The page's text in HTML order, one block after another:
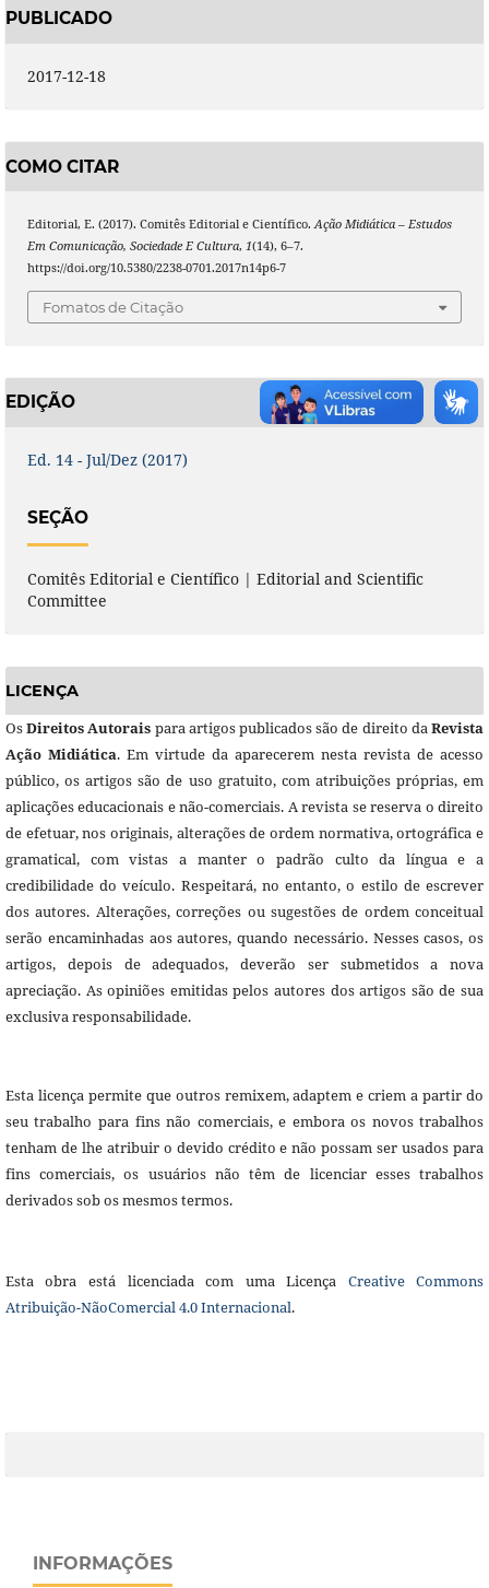
PUBLICADO
2017-12-18
COMO CITAR
Editorial, E. (2017). Comitês Editorial e Científico.Ação Midiática – Estudos
Em Comunicação, Sociedade E Cultura, 1(14), 6–7.
https://doi.org/10.5380/2238-0701.2017n14p6-7
Fomatos de Citação
EDIÇÃO
Ed. 14 - Jul/Dez (2017)
SEÇÃO
Comitês Editorial e Científico | Editorial and Scientific
Committee
LICENÇA
OsDireitos Autorais para artigos publicados são de direito daRevista
Ação Midiática. Em virtude da aparecerem nesta revista de acesso
público, os artigos são de uso gratuito, com atribuições próprias, em
aplicações educacionais e não-comerciais. A revista se reserva o direito
de efetuar, nos originais, alterações de ordem normativa, ortográfica e
gramatical, com vistas a manter o padrão culto da língua e a
credibilidade do veículo. Respeitará, no entanto, o estilo de escrever
dos autores. Alterações, correções ou sugestões de ordem conceitual
serão encaminhadas aos autores, quando necessário. Nesses casos, os
artigos, depois de adequados, deverão ser submetidos a nova
apreciação. As opiniões emitidas pelos autores dos artigos são de sua
exclusiva responsabilidade.
Esta licença permite que outros remixem, adaptem e criem a partir do
seu trabalho para fins não comerciais, e embora os novos trabalhos
tenham de lhe atribuir o devido crédito e não possam ser usados para
fins comerciais, os usuários não têm de licenciar esses trabalhos
derivados sob os mesmos termos.
Esta obra está licenciada com uma Licença Creative Commons
Atribuição-NãoComercial 4.0 Internacional.
INFORMAÇÕES